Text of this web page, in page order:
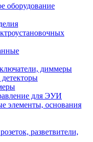
оборудование
диммеры
для ЭУИ
элементы, основания
разветвители,